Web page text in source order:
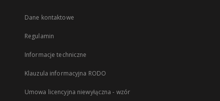
Dane kontaktowe
Regulamin
Informacje techniczne
Klauzula informacyjna RODO
Umowa licencyjna niewyłączna - wzór